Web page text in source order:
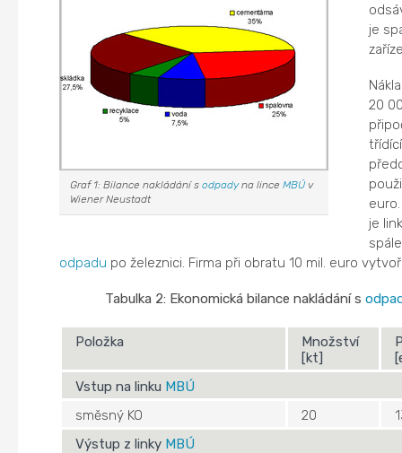
Graf 1: Bilance nakládání s odpadyna lince MBÚv
Wiener Neustadt
je
20
je
odpadu po železnici. Firma při obratu 10 mil. euro
Tabulka 2: Ekonomická bilance nakládání s
Položka
Množství
[kt]
Vstup na linku MBÚ
směsný KO
20
Výstup z linky MBÚ